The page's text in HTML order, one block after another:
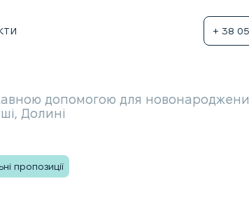
+ 38
допомогою для
Долині
пропозиції